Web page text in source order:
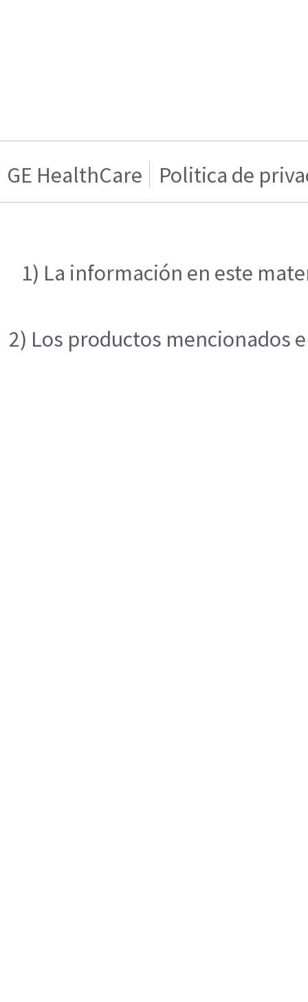
GE HealthCare Politica de
1) La información en este
2) Los productos mencionados